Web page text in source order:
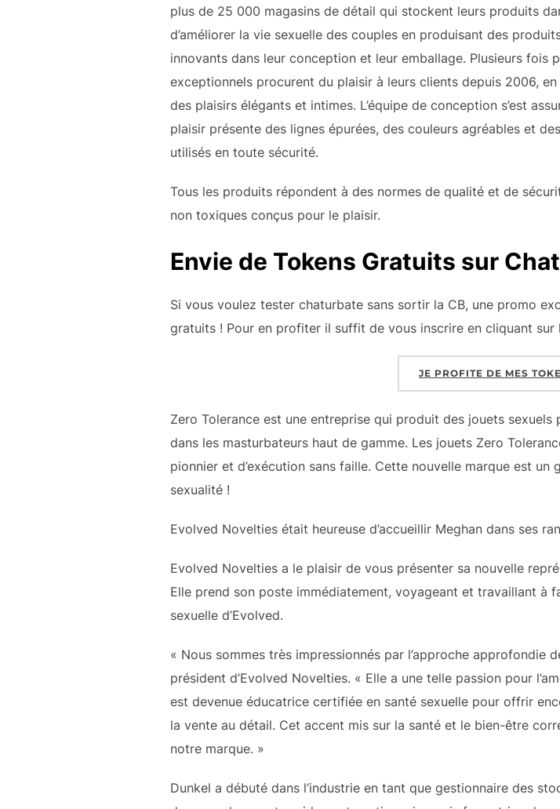
plus de 25 000 magasins de détail qui stockent leurs produits
d’améliorer la vie sexuelle des couples en produisant des
innovants dans leur conception et leur emballage. Plusieurs fois
exceptionnels procurent du plaisir à leurs clients depuis 2006,
des plaisirs élégants et intimes. L’équipe de conception s’est
plaisir présente des lignes épurées, des couleurs agréables et
utilisés en toute sécurité.
Tous les produits répondent à des normes de qualité et de
non toxiques conçus pour le plaisir.
Envie de Tokens Gratuits sur
Si vous voulez tester chaturbate sans sortir la CB, une promo
gratuits ! Pour en profiter il suffit de vous inscrire en cliquant sur
JE PROFITE DE MES
Zero Tolerance est une entreprise qui produit des jouets
dans les masturbateurs haut de gamme. Les jouets Zero
pionnier et d’exécution sans faille. Cette nouvelle marque est un
sexualité !
Evolved Novelties était heureuse d’accueillir Meghan dans ses
Evolved Novelties a le plaisir de vous présenter sa nouvelle
Elle prend son poste immédiatement, voyageant et travaillant à
sexuelle d’Evolved.
« Nous sommes très impressionnés par l’approche approfondie
président d’Evolved Novelties. « Elle a une telle passion pour
est devenue éducatrice certifiée en santé sexuelle pour offrir
la vente au détail. Cet accent mis sur la santé et le bien-être
notre marque. »
Dunkel a débuté dans l’industrie en tant que gestionnaire des